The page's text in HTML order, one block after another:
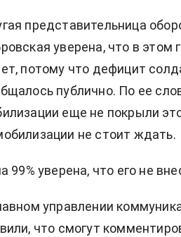
представительница
уверена, что в этом
потому что дефицит
публично. По ее
еще не покрыли
не стоит ждать.
99% уверена, что его не
управлении
что смогут